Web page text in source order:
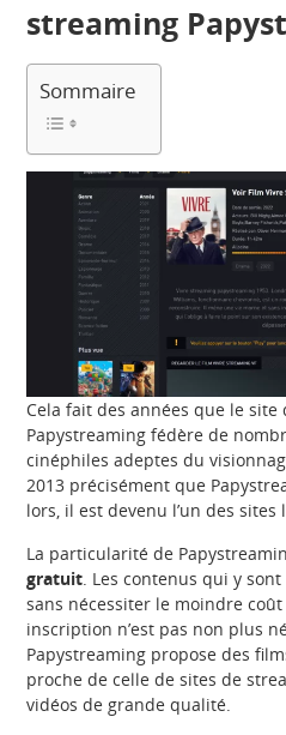
streaming
Sommaire
Cela fait des années que le site
Papystreaming fédère de
cinéphiles adeptes du
2013 précisément que
lors, il est devenu l’un des
La particularité de
gratuit. Les contenus qui y
sans nécessiter le moindre
inscription n’est pas non plus
Papystreaming propose des
proche de celle de sites de
vidéos de grande qualité.